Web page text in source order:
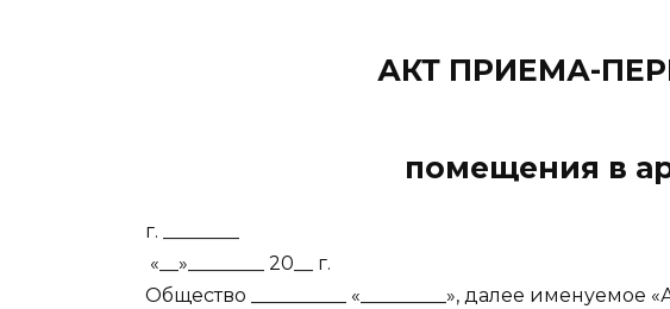
АКТ ПРИЕМА-
помещения в
г.
«__»________ 20__ г.
Общество __________ «_________», далее именуемое